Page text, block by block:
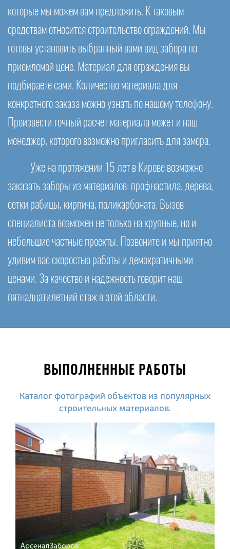
которые мы можем вам предложить. К таковым
средствам относится строительство ограждений. Мы
готовы установить выбранный вами вид забора по
приемлемой цене. Материал для ограждения вы
подбираете сами. Количество материала для
конкретного заказа можно узнать по нашему телефону.
Произвести точный расчет материала может и наш
менеджер, которого возможно пригласить для замера.
Уже на протяжении 15 лет в Кирове возможно
заказать заборы из материалов: профнастила, дерева,
сетки рабицы, кирпича, поликарбоната. Вызов
специалиста возможен не только на крупные, но и
небольшие частные проекты. Позвоните и мы приятно
удивим вас скоростью работы и демократичными
ценами. За качество и надежность говорит наш
пятнадцатилетний стаж в этой области.
ВЫПОЛНЕННЫЕ РАБОТЫ
Каталог фотографий объектов из популярных
строительных материалов.